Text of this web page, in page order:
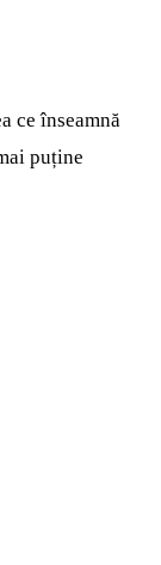
ce înseamnă
puține